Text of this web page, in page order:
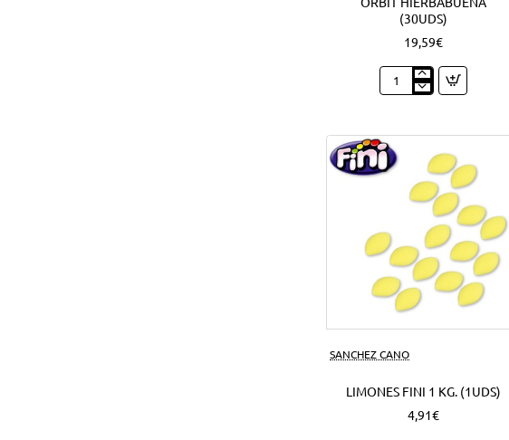
(30UDS)
19,59€
Orbit
Hierbabuena
SANCHEZ CANO
LIMONES FINI 1 KG. (1UDS)
4,91€